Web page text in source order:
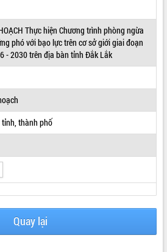
Thực hiện Chương trình phòng ngừa
phó với bạo lực trên cơ sở giới giai đoạn
- 2030 trên địa bàn tỉnh Đắk Lắk
tỉnh, thành phố
Quay lại